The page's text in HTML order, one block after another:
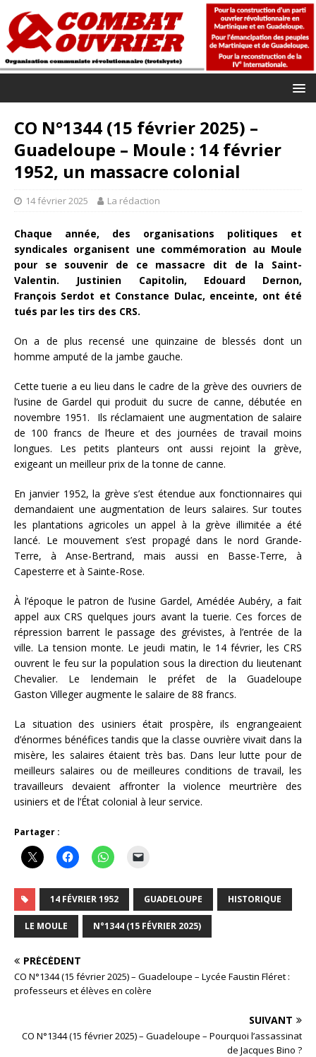
CO N°1344 (15 février 2025) –
Guadeloupe – Moule : 14 février
1952, un massacre colonial
14 février 2025 La rédaction
Chaque année, des organisations politiques et
syndicales organisent une commémoration au Moule
pour se souvenir de ce massacre dit de la Saint-
Valentin. Justinien Capitolin, Edouard Dernon,
François Serdot et Constance Dulac, enceinte, ont été
tués par les tirs des CRS.
On a de plus recensé une quinzaine de blessés dont un
homme amputé de la jambe gauche.
Cette tuerie a eu lieu dans le cadre de la grève des ouvriers de
l’usine de Gardel qui produit du sucre de canne, débutée en
novembre 1951. Ils réclamaient une augmentation de salaire
de 100 francs de l’heure et des journées de travail moins
longues. Les petits planteurs ont aussi rejoint la grève,
exigeant un meilleur prix de la tonne de canne.
En janvier 1952, la grève s’est étendue aux fonctionnaires qui
demandaient une augmentation de leurs salaires. Sur toutes
les plantations agricoles un appel à la grève illimitée a été
lancé. Le mouvement s’est propagé dans le nord Grande-
Terre, à Anse-Bertrand, mais aussi en Basse-Terre, à
Capesterre et à Sainte-Rose.
À l’époque le patron de l’usine Gardel, Amédée Aubéry, a fait
appel aux CRS quelques jours avant la tuerie. Ces forces de
répression barrent le passage des grévistes, à l’entrée de la
ville. La tension monte. Le jeudi matin, le 14 février, les CRS
ouvrent le feu sur la population sous la direction du lieutenant
Chevalier. Le lendemain le préfet de la Guadeloupe
Gaston Villeger augmente le salaire de 88 francs.
La situation des usiniers était prospère, ils engrangeaient
d’énormes bénéfices tandis que la classe ouvrière vivait dans la
misère, les salaires étaient très bas. Dans leur lutte pour de
meilleurs salaires ou de meilleures conditions de travail, les
travailleurs devaient affronter la violence meurtrière des
usiniers et de l’État colonial à leur service.
Partager :
14 FÉVRIER 1952 GUADELOUPE HISTORIQUE
LE MOULE N°1344 (15 FÉVRIER 2025)
PRÉCÉDENT
CO N°1344 (15 février 2025) – Guadeloupe – Lycée Faustin Fléret :
professeurs et élèves en colère
SUIVANT
CO N°1344 (15 février 2025) – Guadeloupe – Pourquoi l’assassinat
de Jacques Bino ?